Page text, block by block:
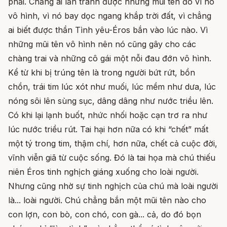
vô hình, vì nó bay dọc ngang khắp trời đất, vì chẳng
ai biết được thần Tình yêu-Éros bắn vào lúc nào. Vì
những mũi tên vô hình nên nó cũng gây cho các
chàng trai và những cô gái một nỗi đau đớn vô hình.
Kể từ khi bị trúng tên là trong người bứt rứt, bồn
chồn, trái tim lúc xót như muối, lúc mềm như dưa, lúc
nóng sôi lên sùng sục, dâng dâng như nước triều lên.
Có khi lại lạnh buốt, nhức nhối hoặc cạn trơ ra như
lúc nước triều rút. Tai hại hơn nữa có khi “chết” mất
một tý trong tim, thậm chí, hơn nữa, chết cả cuộc đời,
vĩnh viễn giã từ cuộc sống. Đó là tai họa mà chú thiếu
niên Éros tinh nghịch giáng xuống cho loài người.
Nhưng cũng nhờ sự tinh nghịch của chú mà loài người
là... loài người. Chú chẳng bắn một mũi tên nào cho
con lợn, con bò, con chó, con gà... cả, do đó bọn